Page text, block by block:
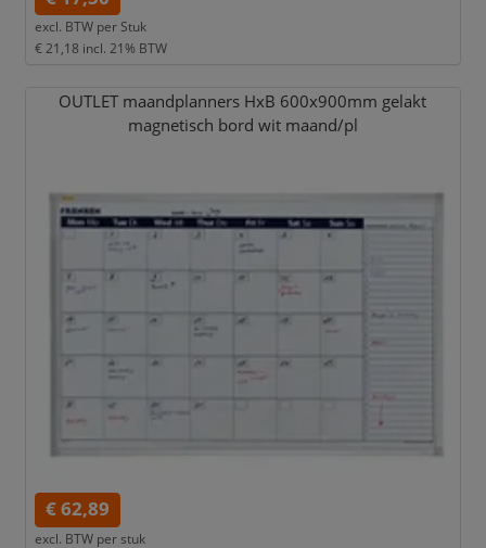
excl. BTW per Stuk
€ 21,18 incl. 21% BTW
OUTLET maandplanners HxB 600x900mm gelakt
magnetisch bord wit maand/pl
€ 62,89
excl. BTW perstuk